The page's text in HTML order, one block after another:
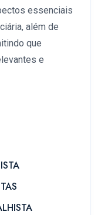
essenciais
além de
que
e